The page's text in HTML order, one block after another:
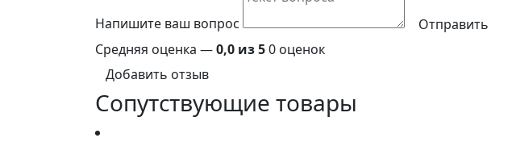
Напишите ваш вопрос
Отправить
Средняя оценка —0,0 из 50 оценок
Добавить отзыв
Сопутствующие товары